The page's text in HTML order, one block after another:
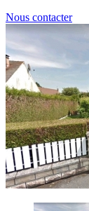
Nous contacter